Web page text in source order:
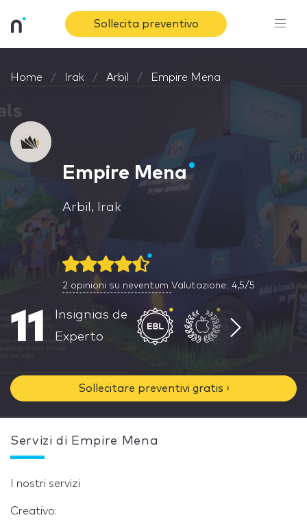
Sollecita preventivo
Home Irak Arbil Empire Mena
Empire Mena
Arbil, Irak
2 opinioni su neventum Valutazione: 4,5/5
11
Insignias de
Experto
Sollecitare preventivi gratis ›
Servizi di Empire Mena
I nostri servizi
Creativo: